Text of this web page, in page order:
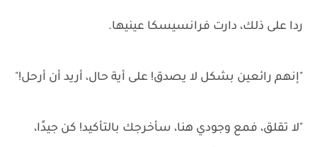
ردا على ذلك، دارت فرانسيسكا عينيها.
"إنهم رائعين بشكل لا يصدق! على أية حال، أريد أن أرحل!"
"لا تقلق، فمع وجودي هنا، سأخرجك بالتأكيد! كن جيدًا،